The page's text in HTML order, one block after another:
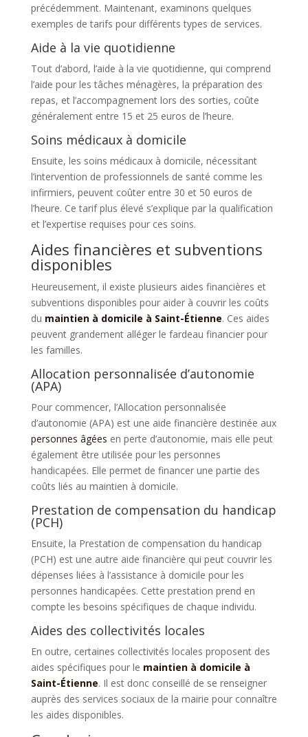
précédemment. Maintenant, examinons quelques
exemples de tarifs pour différents types de services.
Aide à la vie quotidienne
Tout d’abord, l’aide à la vie quotidienne, qui comprend
l’aide pour les tâches ménagères, la préparation des
repas, et l’accompagnement lors des sorties, coûte
généralement entre 15 et 25 euros de l’heure.
Soins médicaux à domicile
Ensuite, les soins médicaux à domicile, nécessitant
l’intervention de professionnels de santé comme les
infirmiers, peuvent coûter entre 30 et 50 euros de
l’heure. Ce tarif plus élevé s’explique par la qualification
et l’expertise requises pour ces soins.
Aides financières et subventions
disponibles
Heureusement, il existe plusieurs aides financières et
subventions disponibles pour aider à couvrir les coûts
du maintien à domicile à Saint-Étienne. Ces aides
peuvent grandement alléger le fardeau financier pour
les familles.
Allocation personnalisée d’autonomie
(APA)
Pour commencer, l’Allocation personnalisée
d’autonomie (APA) est une aide financière destinée aux
personnes âgées en perte d’autonomie, mais elle peut
également être utilisée pour les personnes
handicapées. Elle permet de financer une partie des
coûts liés au maintien à domicile.
Prestation de compensation du handicap
(PCH)
Ensuite, la Prestation de compensation du handicap
(PCH) est une autre aide financière qui peut couvrir les
dépenses liées à l’assistance à domicile pour les
personnes handicapées. Cette prestation prend en
compte les besoins spécifiques de chaque individu.
Aides des collectivités locales
En outre, certaines collectivités locales proposent des
aides spécifiques pour le maintien à domicile à
Saint-Étienne. Il est donc conseillé de se renseigner
auprès des services sociaux de la mairie pour connaître
les aides disponibles.